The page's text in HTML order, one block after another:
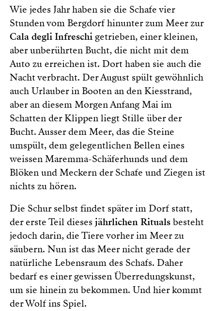
Wie jedes Jahr haben sie die Schafe vier
Stunden vom Bergdorf hinunter zum Meer zur
Cala degli Infreschigetrieben, einer kleinen,
aber unberührten Bucht, die nicht mit dem
Auto zu erreichen ist. Dort haben sie auch die
Nacht verbracht. Der August spült gewöhnlich
auch Urlauber in Booten an den Kiesstrand,
aber an diesem Morgen Anfang Mai im
Schatten der Klippen liegt Stille über der
Bucht. Ausser dem Meer, das die Steine
umspült, dem gelegentlichen Bellen eines
weissen Maremma-Schäferhunds und dem
Blöken und Meckern der Schafe und Ziegen ist
nichts zu hören.
Die Schur selbst findet später im Dorf statt,
der erste Teil dieses jährlichen Ritualsbesteht
jedoch darin, die Tiere vorher im Meer zu
säubern. Nun ist das Meer nicht gerade der
natürliche Lebensraum des Schafs. Daher
bedarf es einer gewissen Überredungskunst,
um sie hinein zu bekommen. Und hier kommt
der Wolf ins Spiel.